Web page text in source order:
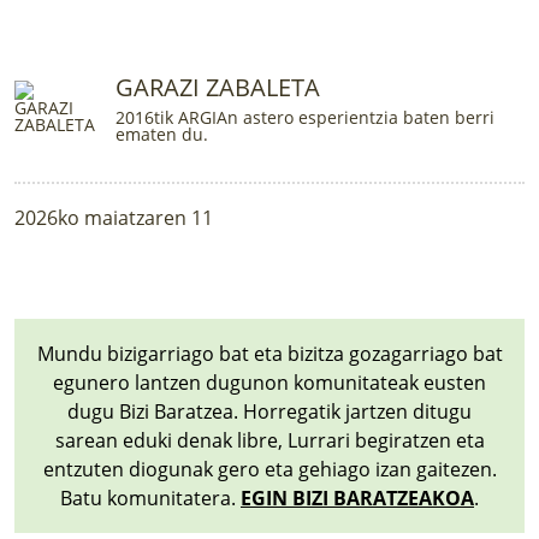
AZOKAGARAZI ZABALETA
2016tik ARGIAn astero esperientzia baten berri
ematen du.
2026ko maiatzaren 11
Mundu bizigarriago bat eta bizitza gozagarriago bat
egunero lantzen dugunon komunitateak eusten
dugu Bizi Baratzea. Horregatik jartzen ditugu
sarean eduki denak libre, Lurrari begiratzen eta
entzuten diogunak gero eta gehiago izan gaitezen.
Batu komunitatera. EGIN BIZI BARATZEAKOA.